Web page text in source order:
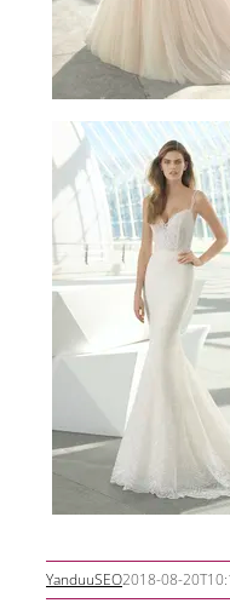
YanduuSEO2018-08-